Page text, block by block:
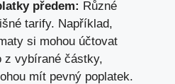
předem: Různé
tarify. Například,
si mohou účtovat
z vybírané částky,
mít pevný poplatek.